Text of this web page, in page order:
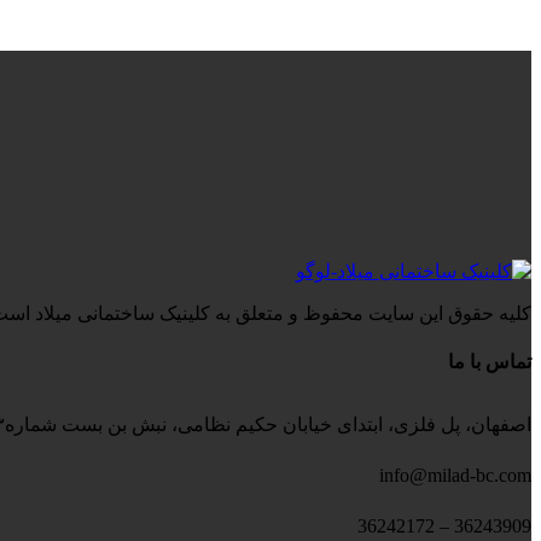
کلیه حقوق این سایت محفوظ و متعلق به کلینیک ساختمانی میلاد
تماس با ما
اصفهان، پل فلزی، ابتدای خیابان حکیم نظامی، نبش بن بست شماره۳، کلینیک ساختمانی میلاد
info@milad-bc.com
36243909 – 36242172